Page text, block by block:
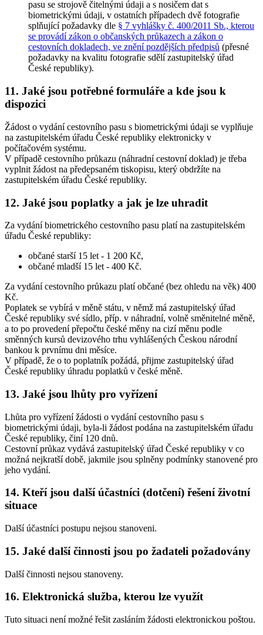
pasu se strojově čitelnými údaji a s nosičem dat s
biometrickými údaji, v ostatních případech dvě fotografie
splňující požadavky dle § 7 vyhlášky č. 400/2011 Sb., kterou
se provádí zákon o občanských průkazech a zákon o
cestovních dokladech, ve znění pozdějších předpisů (přesné
požadavky na kvalitu fotografie sdělí zastupitelský úřad
České republiky).
11. Jaké jsou potřebné formuláře a kde jsou k
dispozici
Žádost o vydání cestovního pasu s biometrickými údaji se vyplňuje
na zastupitelském úřadu České republiky elektronicky v
počítačovém systému.
V případě cestovního průkazu (náhradní cestovní doklad) je třeba
vyplnit žádost na předepsaném tiskopisu, který obdržíte na
zastupitelském úřadu České republiky.
12. Jaké jsou poplatky a jak je lze uhradit
Za vydání biometrického cestovního pasu platí na zastupitelském
úřadu České republiky:
občané starší 15 let - 1 200 Kč,
občané mladší 15 let - 400 Kč.
Za vydání cestovního průkazu platí občané (bez ohledu na věk) 400
Kč.
Poplatek se vybírá v měně státu, v němž má zastupitelský úřad
České republiky své sídlo, příp. v náhradní, volně směnitelné měně,
a to po provedení přepočtu české měny na cizí měnu podle
směnných kursů devizového trhu vyhlášených Českou národní
bankou k prvnímu dni měsíce.
V případě, že o to poplatník požádá, přijme zastupitelský úřad
České republiky úhradu poplatků v české měně.
13. Jaké jsou lhůty pro vyřízení
Lhůta pro vyřízení žádosti o vydání cestovního pasu s
biometrickými údaji, byla-li žádost podána na zastupitelském úřadu
České republiky, činí 120 dnů.
Cestovní průkaz vydává zastupitelský úřad České republiky v co
možná nejkratší době, jakmile jsou splněny podmínky stanovené pro
jeho vydání.
14. Kteří jsou další účastníci (dotčení) řešení životní
situace
Další účastníci postupu nejsou stanoveni.
15. Jaké další činnosti jsou po žadateli požadovány
Další činnosti nejsou stanoveny.
16. Elektronická služba, kterou lze využít
Tuto situaci není možné řešit zasláním žádosti elektronickou poštou.